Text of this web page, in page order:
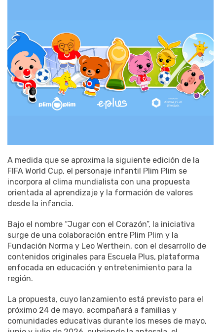
A medida que se aproxima la siguiente edición de la
FIFA World Cup, el personaje infantil Plim Plim se
incorpora al clima mundialista con una propuesta
orientada al aprendizaje y la formación de valores
desde la infancia.
Bajo el nombre “Jugar con el Corazón”, la iniciativa
surge de una colaboración entre Plim Plim y la
Fundación Norma y Leo Werthein, con el desarrollo de
contenidos originales para Escuela Plus, plataforma
enfocada en educación y entretenimiento para la
región.
La propuesta, cuyo lanzamiento está previsto para el
próximo 24 de mayo, acompañará a familias y
comunidades educativas durante los meses de mayo,